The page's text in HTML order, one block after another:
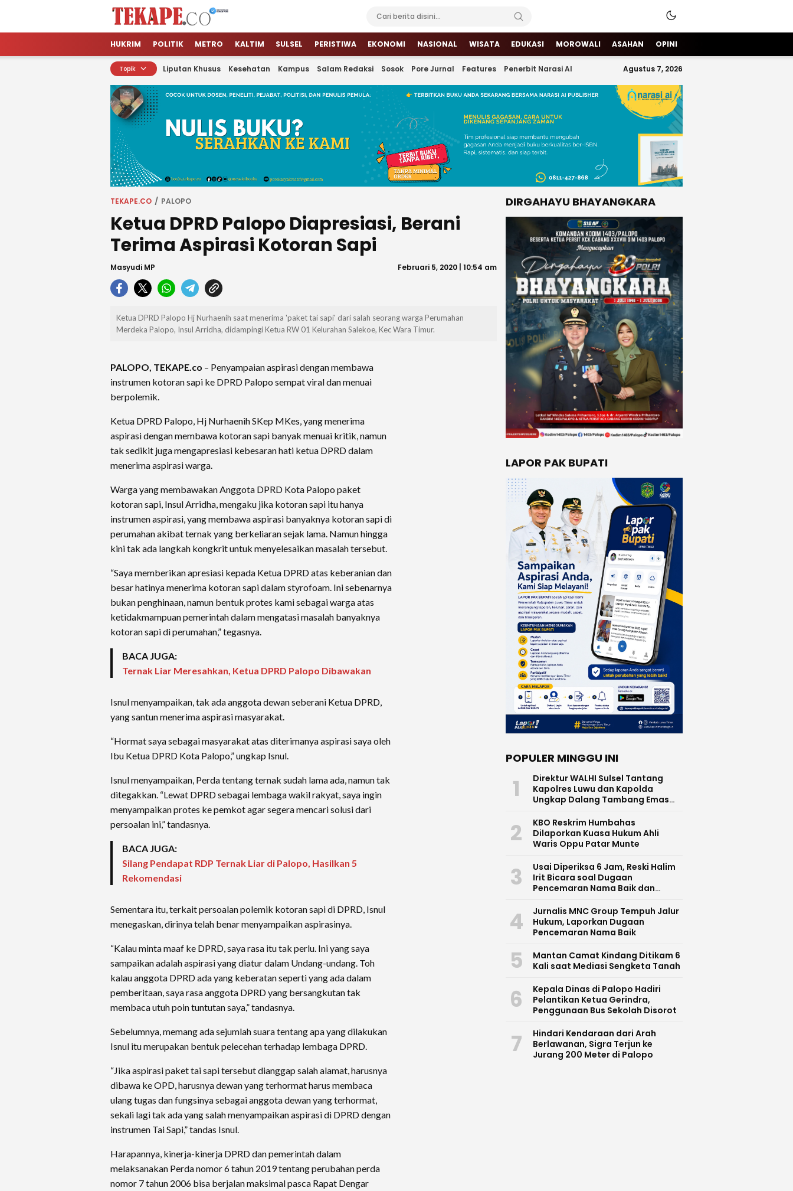
Tekape.co
Jendela Informasi Kita
HUKRIM POLITIK METRO KALTIM SULSEL PERISTIWA EKONOMI NASIONAL WISATA EDUKASI MOROWALI ASAHAN OPINI
Topik Liputan Khusus Kesehatan Kampus Salam Redaksi Sosok Pore Jurnal Features Penerbit Narasi AI Agustus 7, 2026
TEKAPE.CO PALOPO
Ketua DPRD Palopo Diapresiasi, Berani
Terima Aspirasi Kotoran Sapi
Masyudi MP Februari 5, 2020 | 10:54 am
Ketua DPRD Palopo Hj Nurhaenih saat menerima 'paket tai sapi' dari salah seorang warga Perumahan
Merdeka Palopo, Insul Arridha, didampingi Ketua RW 01 Kelurahan Salekoe, Kec Wara Timur.
PALOPO, TEKAPE.co – Penyampaian aspirasi dengan membawa
instrumen kotoran sapi ke DPRD Palopo sempat viral dan menuai
berpolemik.
Ketua DPRD Palopo, Hj Nurhaenih SKep MKes, yang menerima
aspirasi dengan membawa kotoran sapi banyak menuai kritik, namun
tak sedikit juga mengapresiasi kebesaran hati ketua DPRD dalam
menerima aspirasi warga.
Warga yang membawakan Anggota DPRD Kota Palopo paket
kotoran sapi, Insul Arridha, mengaku jika kotoran sapi itu hanya
instrumen aspirasi, yang membawa aspirasi banyaknya kotoran sapi di
perumahan akibat ternak yang berkeliaran sejak lama. Namun hingga
kini tak ada langkah kongkrit untuk menyelesaikan masalah tersebut.
“Saya memberikan apresiasi kepada Ketua DPRD atas keberanian dan
besar hatinya menerima kotoran sapi dalam styrofoam. Ini sebenarnya
bukan penghinaan, namun bentuk protes kami sebagai warga atas
ketidakmampuan pemerintah dalam mengatasi masalah banyaknya
kotoran sapi di perumahan,” tegasnya.
BACA JUGA:
Ternak Liar Meresahkan, Ketua DPRD Palopo Dibawakan
Isnul menyampaikan, tak ada anggota dewan seberani Ketua DPRD,
yang santun menerima aspirasi masyarakat.
“Hormat saya sebagai masyarakat atas diterimanya aspirasi saya oleh
Ibu Ketua DPRD Kota Palopo,” ungkap Isnul.
Isnul menyampaikan, Perda tentang ternak sudah lama ada, namun tak
ditegakkan. “Lewat DPRD sebagai lembaga wakil rakyat, saya ingin
menyampaikan protes ke pemkot agar segera mencari solusi dari
persoalan ini,” tandasnya.
BACA JUGA:
Silang Pendapat RDP Ternak Liar di Palopo, Hasilkan 5
Rekomendasi
Sementara itu, terkait persoalan polemik kotoran sapi di DPRD, Isnul
menegaskan, dirinya telah benar menyampaikan aspirasinya.
“Kalau minta maaf ke DPRD, saya rasa itu tak perlu. Ini yang saya
sampaikan adalah aspirasi yang diatur dalam Undang-undang. Toh
kalau anggota DPRD ada yang keberatan seperti yang ada dalam
pemberitaan, saya rasa anggota DPRD yang bersangkutan tak
membaca utuh poin tuntutan saya,” tandasnya.
Sebelumnya, memang ada sejumlah suara tentang apa yang dilakukan
Isnul itu merupakan bentuk pelecehan terhadap lembaga DPRD.
“Jika aspirasi paket tai sapi tersebut dianggap salah alamat, harusnya
dibawa ke OPD, harusnya dewan yang terhormat harus membaca
ulang tugas dan fungsinya sebagai anggota dewan yang terhormat,
sekali lagi tak ada yang salah menyampaikan aspirasi di DPRD dengan
instrumen Tai Sapi,” tandas Isnul.
Harapannya, kinerja-kinerja DPRD dan pemerintah dalam
melaksanakan Perda nomor 6 tahun 2019 tentang perubahan perda
nomor 7 tahun 2006 bisa berjalan maksimal pasca Rapat Dengar
DIRGAHAYU BHAYANGKARA
LAPOR PAK BUPATI
POPULER MINGGU INI
1
Direktur WALHI Sulsel Tantang
Kapolres Luwu dan Kapolda
Ungkap Dalang Tambang Emas
2
KBO Reskrim Humbahas
Dilaporkan Kuasa Hukum Ahli
Waris Oppu Patar Munte
3
Usai Diperiksa 6 Jam, Reski Halim
Irit Bicara soal Dugaan
Pencemaran Nama Baik dan
4
Jurnalis MNC Group Tempuh Jalur
Hukum, Laporkan Dugaan
Pencemaran Nama Baik
5
Mantan Camat Kindang Ditikam 6
Kali saat Mediasi Sengketa Tanah
6
Kepala Dinas di Palopo Hadiri
Pelantikan Ketua Gerindra,
Penggunaan Bus Sekolah Disorot
7
Hindari Kendaraan dari Arah
Berlawanan, Sigra Terjun ke
Jurang 200 Meter di Palopo